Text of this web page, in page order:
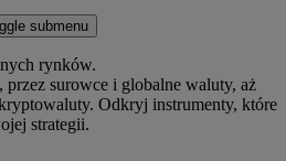
submenu
rynków.
surowce i globalne waluty, aż
Odkryj instrumenty, które
strategii.